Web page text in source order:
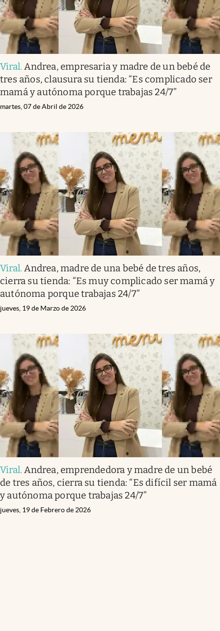
Viral.Andrea, empresaria y madre de un bebé de
tres años, clausura su tienda: “Es complicado ser
mamá y autónoma porque trabajas 24/7”
martes, 07 de Abril de 2026
Viral.Andrea, madre de una bebé de tres años,
cierra su tienda: “Es muy complicado ser mamá y
autónoma porque trabajas 24/7”
jueves, 19 de Marzo de 2026
Viral.Andrea, emprendedora y madre de un bebé
de tres años, cierra su tienda: “Es difícil ser mamá
y autónoma porque trabajas 24/7”
jueves, 19 de Febrero de 2026